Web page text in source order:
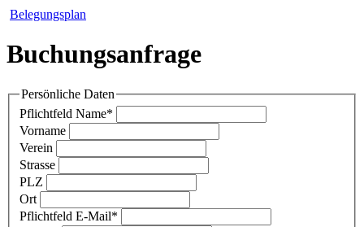
Belegungsplan
Buchungsanfrage
Persönliche Daten
Pflichtfeld Name*
Vorname
Verein
Strasse
PLZ
Ort
Pflichtfeld E-Mail*